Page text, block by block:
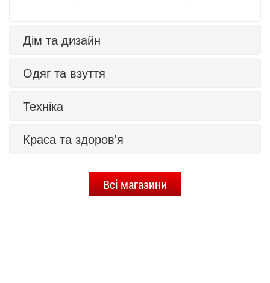
Дім та дизайн
Одяг та взуття
Техніка
Краса та здоров'я
Всі магазини